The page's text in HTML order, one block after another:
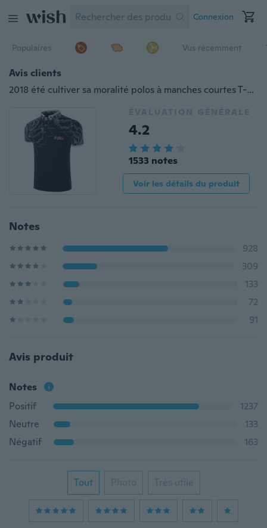
Connexion
Populaires Vus récemment
Avis clients
2018 été cultiver sa moralité polos à manches courtes T-shirt à manches courtes pour hommes 3 d commerce extérieur
ÉVALUATION GÉNÉRALE
4.2
1533 notes
Voir les détails du produit
Notes
928
309
133
72
91
Avis produit
Notes
Positif
1237
Neutre
133
Négatif
163
Tout Photo Très utile